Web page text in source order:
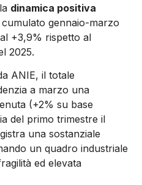
dinamica positiva
gennaio-marzo
+3,9% rispetto al
2025.
ANIE, il totale
a marzo una
(+2% su base
del primo trimestre il
una sostanziale
un quadro industriale
ed elevata